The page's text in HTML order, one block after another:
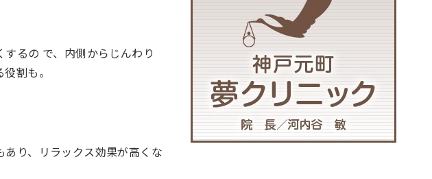
るの で、内側からじんわり
割も。
り、リラックス効果が高くな